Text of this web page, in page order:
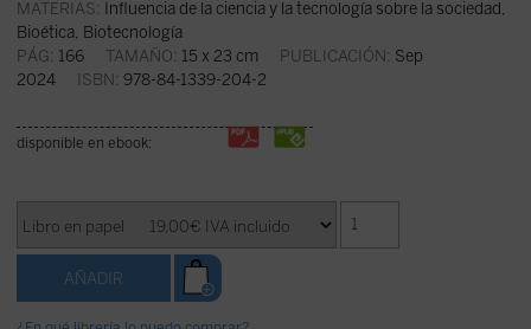
MATERIAS: Influencia de la ciencia y la tecnología sobre la sociedad
Bioética, Biotecnología
PÁG: 166 TAMAÑO: 15 x 23 cm PUBLICACIÓN: Sep
2024 ISBN: 978-84-1339-204-2
disponible en ebook: